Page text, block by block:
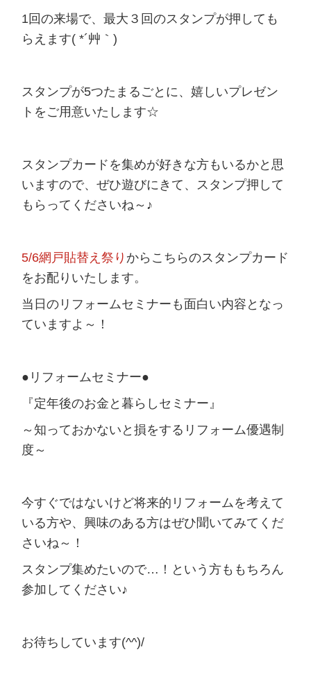
1回の来場で、最大３回のスタンプが押しても
らえます( *´艸｀)
スタンプが5つたまるごとに、嬉しいプレゼン
トをご用意いたします☆
スタンプカードを集めが好きな方もいるかと思
いますので、ぜひ遊びにきて、スタンプ押して
もらってくださいね～♪
5/6網戸貼替え祭り からこちらのスタンプカード
をお配りいたします。
当日のリフォームセミナーも面白い内容となっ
ていますよ～！
●リフォームセミナー●
『定年後のお金と暮らしセミナー』
～知っておかないと損をするリフォーム優遇制
度～
今すぐではないけど将来的リフォームを考えて
いる方や、興味のある方はぜひ聞いてみてくだ
さいね～！
スタンプ集めたいので…！という方ももちろん
参加してください♪
お待ちしています(^^)/